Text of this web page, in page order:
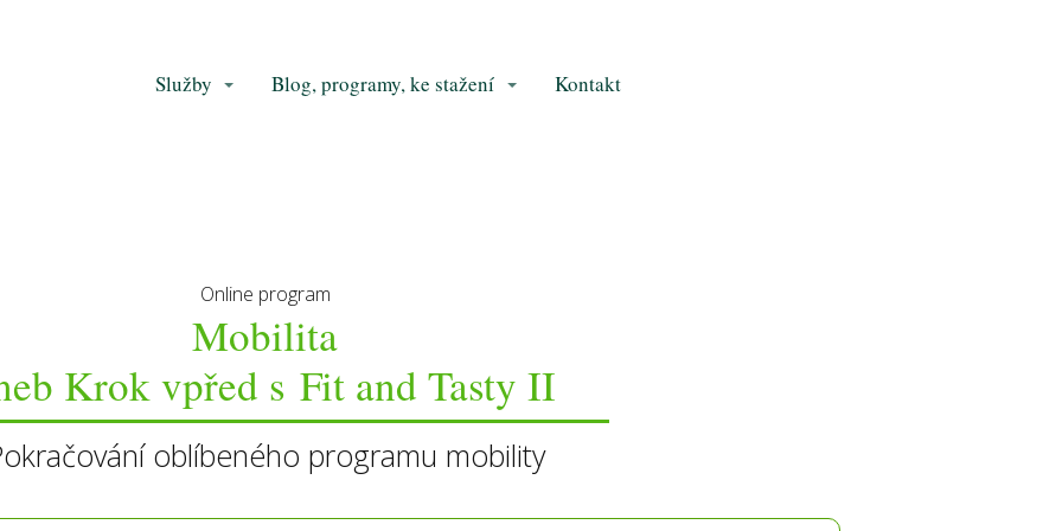
Služby Blog, programy, ke stažení Kontakt
Online program
Mobilita
Krok vpřed s Fit and Tasty II
oblíbeného programu mobility